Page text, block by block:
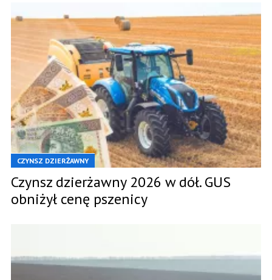
CZYNSZ DZIERŻAWNY
Czynsz dzierżawny 2026 w dół. GUS
obniżył cenę pszenicy